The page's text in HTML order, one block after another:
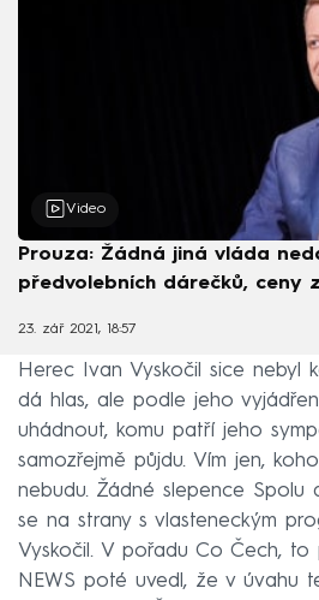
Video
Prouza: Žádná jiná vláda
předvolebních dárečků, ceny
23. zář 2021, 18:57
Ivan Vyskočil
Herec Ivan Vyskočil sice nebyl
dá hlas, ale podle jeho
uhádnout, komu patří jeho
samozřejmě půjdu. Vím jen,
nebudu. Žádné slepence Spolu
se na strany s vlasteneckým
Vyskočil. V pořadu Co Čech, to
NEWS poté uvedl, že v úvahu